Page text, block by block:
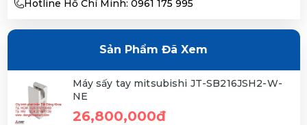
Hotline Hồ Chí Minh: 0961 175 995
Sản Phẩm Đã Xem
Máy sấy tay mitsubishi JT-SB216JSH2-W-
NE
26,800,000đ